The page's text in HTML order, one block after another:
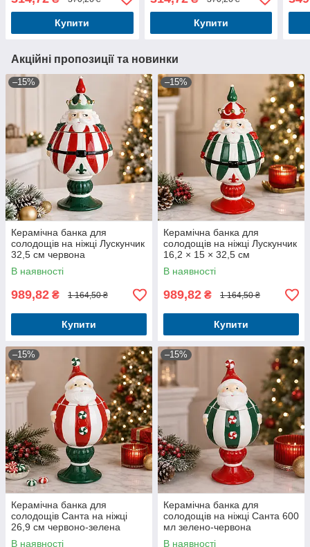
Купити Купити
Акційні пропозиції та новинки
–15%
Керамічна банка для
солодощів на ніжці Лускунчик
32,5 см червона
В наявності
989,82 ₴ 1 164,50 ₴
Купити
–15%
Керамічна банка для
солодощів на ніжці Лускунчик
16,2 × 15 × 32,5 см
В наявності
989,82 ₴ 1 164,50 ₴
Купити
–15%
Керамічна банка для
солодощів Санта на ніжці
26,9 см червоно-зелена
В наявності
–15%
Керамічна банка для
солодощів на ніжці Санта 600
мл зелено-червона
В наявності